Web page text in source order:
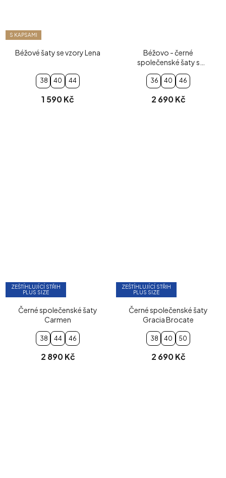
S KAPSAMI
Béžové šaty se vzory Lena
38 40 44
1 590 Kč
Béžovo - černé
společenské šaty s
páskem s květinou
36 40 46
2 690 Kč
ZEŠTÍHLUJÍCÍ STŘIH
PLUS SIZE
Černé společenské šaty
Carmen
38 44 46
2 890 Kč
ZEŠTÍHLUJÍCÍ STŘIH
PLUS SIZE
Černé společenské šaty
Gracia Brocate
38 40 50
2 690 Kč